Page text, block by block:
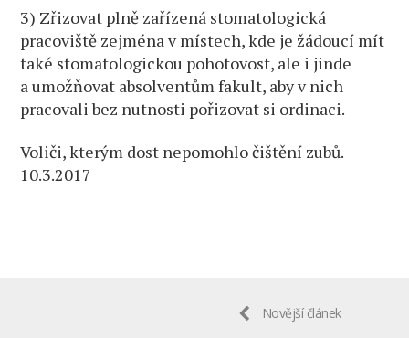
3) Zřizovat plně zařízená stomatologická
pracoviště zejména v místech, kde je žádoucí mít
také stomatologickou pohotovost, ale i jinde
a umožňovat absolventům fakult, aby v nich
pracovali bez nutnosti pořizovat si ordinaci.
Voliči, kterým dost nepomohlo čištění zubů.
10.3.2017
Novější článek